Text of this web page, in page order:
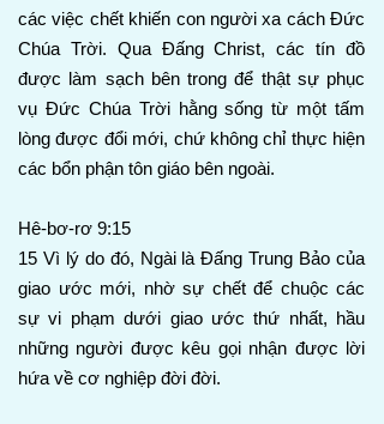
các việc chết khiến con người xa cách Đức
Chúa Trời. Qua Đấng Christ, các tín đồ
được làm sạch bên trong để thật sự phục
vụ Đức Chúa Trời hằng sống từ một tấm
lòng được đổi mới, chứ không chỉ thực hiện
các bổn phận tôn giáo bên ngoài.
Hê-bơ-rơ 9:15
15 Vì lý do đó, Ngài là Đấng Trung Bảo của
giao ước mới, nhờ sự chết để chuộc các
sự vi phạm dưới giao ước thứ nhất, hầu
những người được kêu gọi nhận được lời
hứa về cơ nghiệp đời đời.